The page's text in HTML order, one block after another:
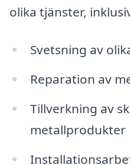
olika tjänster,
Svetsning av
Reparation av
Tillverkning av
metallprodukter